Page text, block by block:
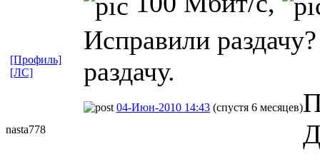
Исправили
раздачу.
[Профиль]
[ЛС]
nasta778
04-Июн-2010 14:43 (спустя 6 месяцев)